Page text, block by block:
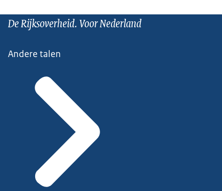
De Rijksoverheid. Voor Nederland
Andere talen